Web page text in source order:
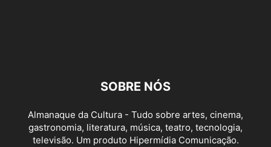
SOBRE NÓS
Almanaque da Cultura - Tudo sobre artes, cinema,
gastronomia, literatura, música, teatro, tecnologia,
televisão. Um produto Hipermídia Comunicação.